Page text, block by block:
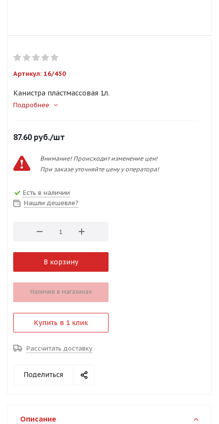
Артикул: 16/450
Канистра пластмассовая 1л.
Подробнее
87.60руб./шт
Внимание! Происходит изменение цен!
При заказе уточняйте цену у оператора!
Есть в наличии
Нашли дешевле?
В корзину
Наличие в магазинах
Купить в 1 клик
Рассчитать доставку
Поделиться
Описание